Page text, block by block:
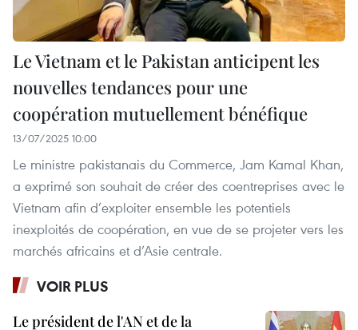
Le Vietnam et le Pakistan anticipent les
nouvelles tendances pour une
coopération mutuellement bénéfique
13/07/2025 10:00
Le ministre pakistanais du Commerce, Jam Kamal Khan,
a exprimé son souhait de créer des coentreprises avec le
Vietnam afin d’exploiter ensemble les potentiels
inexploités de coopération, en vue de se projeter vers les
marchés africains et d’Asie centrale.
VOIR PLUS
Le président de l'AN et de la